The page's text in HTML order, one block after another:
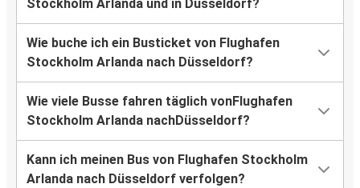
Stockholm Arlanda und in Düsseldorf?
Wie buche ich ein Busticket von Flughafen
Stockholm Arlanda nach Düsseldorf?
Wie viele Busse fahren täglich vonFlughafen
Stockholm Arlanda nachDüsseldorf?
Kann ich meinen Bus von Flughafen Stockholm
Arlanda nach Düsseldorf verfolgen?